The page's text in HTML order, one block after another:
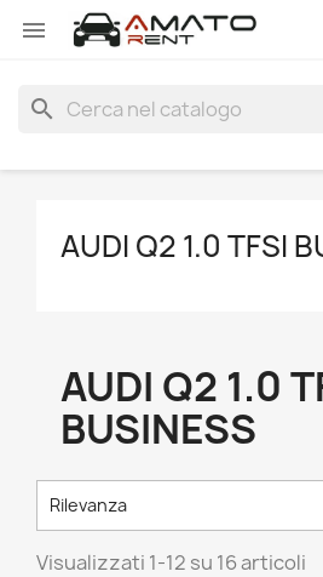

search
AUDI Q2 1.0 TFSI
AUDI Q2 1.0
BUSINESS
Rilevanza
Visualizzati 1-12 su 16 articoli